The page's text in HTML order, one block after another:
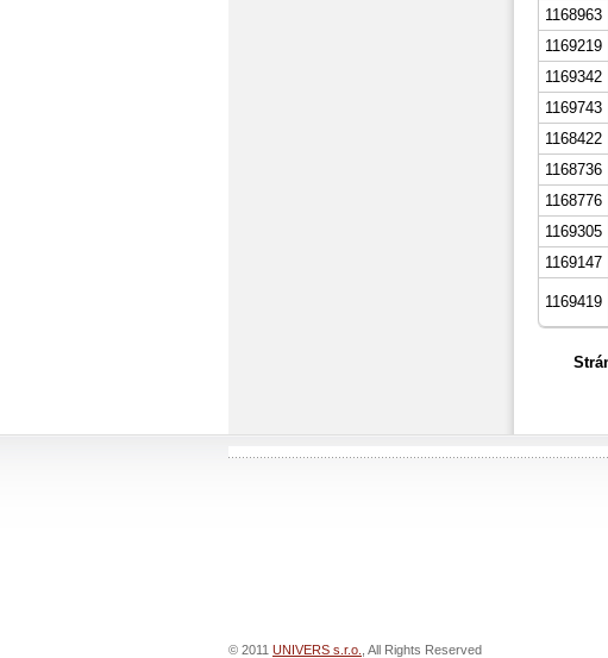
1168963
1169219
1169342
1169743
1168422
1168736
1168776
1169305
1169147
1169419
© 2011 UNIVERS s.r.o. , All Rights Reserved